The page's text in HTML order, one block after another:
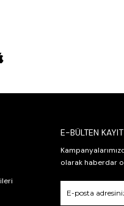
E-BÜLTEN KAYIT
olarak haberdar